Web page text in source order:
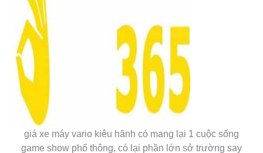
giá xe máy vario kiêu hãnh có mang lại 1 cuộc sống
game show phổ thông, có lại phần lớn sở trường say